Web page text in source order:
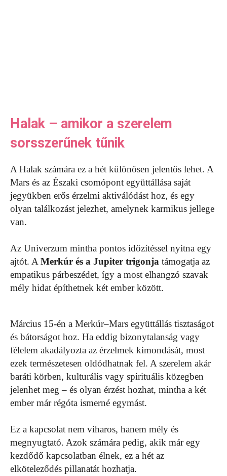
Halak – amikor a szerelem
sorsszerűnek tűnik
A Halak számára ez a hét különösen jelentős lehet. A
Mars és az Északi csomópont együttállása saját
jegyükben erős érzelmi aktiválódást hoz, és egy
olyan találkozást jelezhet, amelynek karmikus jellege
van.
Az Univerzum mintha pontos időzítéssel nyitna egy
ajtót. A Merkúr és a Jupiter trigonja támogatja az
empatikus párbeszédet, így a most elhangzó szavak
mély hidat építhetnek két ember között.
Március 15-én a Merkúr–Mars együttállás tisztaságot
és bátorságot hoz. Ha eddig bizonytalanság vagy
félelem akadályozta az érzelmek kimondását, most
ezek természetesen oldódhatnak fel. A szerelem akár
baráti körben, kulturális vagy spirituális közegben
jelenhet meg – és olyan érzést hozhat, mintha a két
ember már régóta ismerné egymást.
Ez a kapcsolat nem viharos, hanem mély és
megnyugtató. Azok számára pedig, akik már egy
kezdődő kapcsolatban élnek, ez a hét az
elköteleződés pillanatát hozhatja.